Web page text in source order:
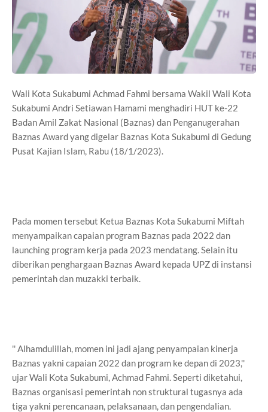
Wali Kota Sukabumi Achmad Fahmi bersama Wakil Wali Kota
Sukabumi Andri Setiawan Hamami menghadiri HUT ke-22
Badan Amil Zakat Nasional (Baznas) dan Penganugerahan
Baznas Award yang digelar Baznas Kota Sukabumi di Gedung
Pusat Kajian Islam, Rabu (18/1/2023).
Pada momen tersebut Ketua Baznas Kota Sukabumi Miftah
menyampaikan capaian program Baznas pada 2022 dan
launching program kerja pada 2023 mendatang. Selain itu
diberikan penghargaan Baznas Award kepada UPZ di instansi
pemerintah dan muzakki terbaik.
'' Alhamdulillah, momen ini jadi ajang penyampaian kinerja
Baznas yakni capaian 2022 dan program ke depan di 2023,''
ujar Wali Kota Sukabumi, Achmad Fahmi. Seperti diketahui,
Baznas organisasi pemerintah non struktural tugasnya ada
tiga yakni perencanaan, pelaksanaan, dan pengendalian.